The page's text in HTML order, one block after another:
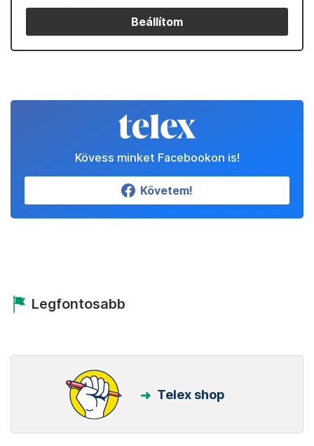
Beállítom
Kövess minket Facebookon is!
Követem!
Legfontosabb
Telex shop